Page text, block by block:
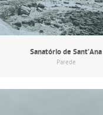
Sanatório de Sant’Ana
Parede